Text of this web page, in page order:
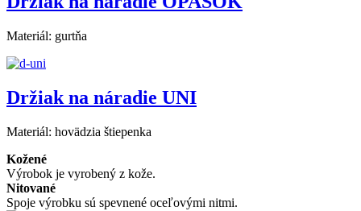
Materiál: gurtňa
Držiak na náradie UNI
Materiál: hovädzia štiepenka
Kožené
Výrobok je vyrobený z kože.
Nitované
Spoje výrobku sú spevnené oceľovými nitmi.